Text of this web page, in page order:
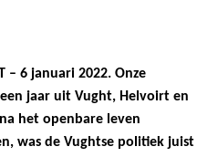
– 6 januari 2022. Onze
jaar uit Vught, Helvoirt en
het openbare leven
was de Vughtse politiek juist